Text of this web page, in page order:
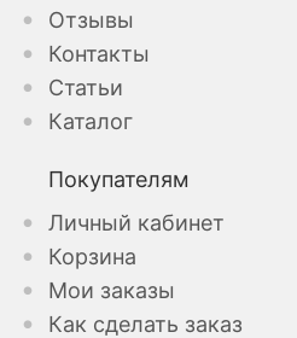
Отзывы
Контакты
Статьи
Каталог
Покупателям
Личный кабинет
Корзина
Мои заказы
Как сделать заказ